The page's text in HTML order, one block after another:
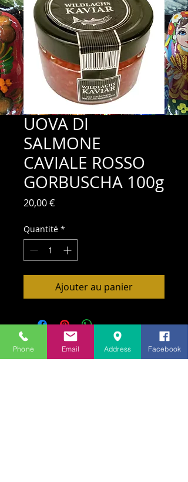
UOVA DI
SALMONE
CAVIALE ROSSO
GORBUSCHA 100g
20,00 €Prix
Quantité *
Ajouter au panier
Phone Email Address Facebook